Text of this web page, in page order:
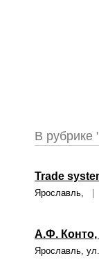
В рубрике
Trade
Ярославль,
А.Ф.
Ярославль,